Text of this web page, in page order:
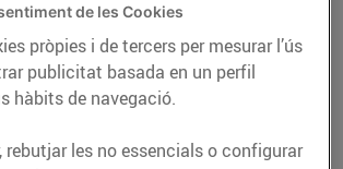
de les Cookies
pròpies i de tercers per mesurar l’ús
publicitat basada en un perfil
hàbits de navegació.
rebutjar les no essencials o configurar